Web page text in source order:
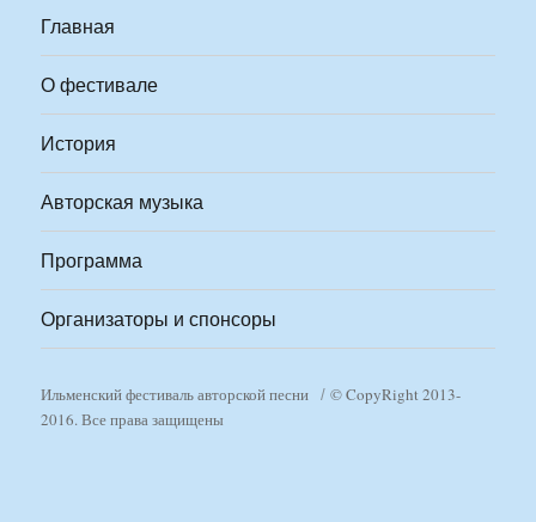
Главная
О фестивале
История
Авторская музыка
Программа
Организаторы и спонсоры
Ильменский фестиваль авторской песни
© CopyRight 2013-
2016. Все права защищены